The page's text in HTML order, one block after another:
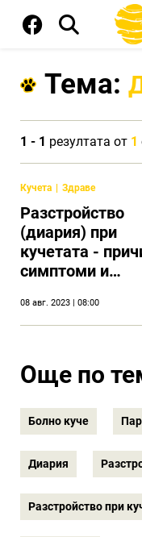
Тема:
1 - 1 резултата от 1
Кучета Здраве
Разстройство
(диария) при
кучетата -
симптоми и
08 авг. 2023 | 08:00
Още по
Болно куче
Диария
Разстройство при